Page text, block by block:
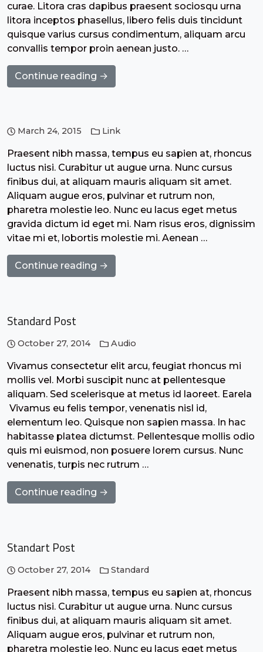
curae. Litora cras dapibus praesent sociosqu urna
litora inceptos phasellus, libero felis duis tincidunt
quisque varius cursus condimentum, aliquam arcu
convallis tempor proin aenean justo. …
Continue reading →
March 24, 2015 Link
Praesent nibh massa, tempus eu sapien at, rhoncus
luctus nisi. Curabitur ut augue urna. Nunc cursus
finibus dui, at aliquam mauris aliquam sit amet.
Aliquam augue eros, pulvinar et rutrum non,
pharetra molestie leo. Nunc eu lacus eget metus
gravida dictum id eget mi. Nam risus eros, dignissim
vitae mi et, lobortis molestie mi. Aenean …
Continue reading →
Standard Post
October 27, 2014 Audio
Vivamus consectetur elit arcu, feugiat rhoncus mi
mollis vel. Morbi suscipit nunc at pellentesque
aliquam. Sed scelerisque at metus id laoreet. Earela
Vivamus eu felis tempor, venenatis nisl id,
elementum leo. Quisque non sapien massa. In hac
habitasse platea dictumst. Pellentesque mollis odio
quis mi euismod, non posuere lorem cursus. Nunc
venenatis, turpis nec rutrum …
Continue reading →
Standart Post
October 27, 2014 Standard
Praesent nibh massa, tempus eu sapien at, rhoncus
luctus nisi. Curabitur ut augue urna. Nunc cursus
finibus dui, at aliquam mauris aliquam sit amet.
Aliquam augue eros, pulvinar et rutrum non,
pharetra molestie leo. Nunc eu lacus eget metus